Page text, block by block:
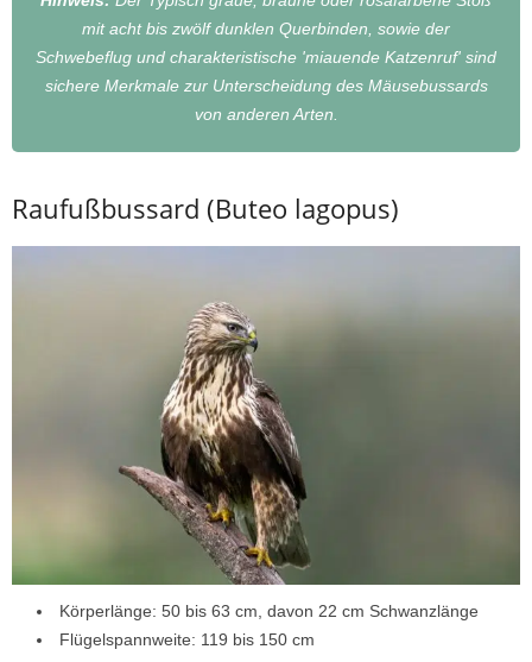
mit acht bis zwölf dunklen Querbinden, sowie der
Schwebeflug und charakteristische 'miauende Katzenruf' sind
sichere Merkmale zur Unterscheidung des Mäusebussards
von anderen Arten.
Raufußbussard (Buteo lagopus)
Körperlänge: 50 bis 63 cm, davon 22 cm Schwanzlänge
Flügelspannweite: 119 bis 150 cm